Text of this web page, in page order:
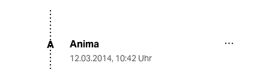
A Anima
12.03.2014, 10:42 Uhr